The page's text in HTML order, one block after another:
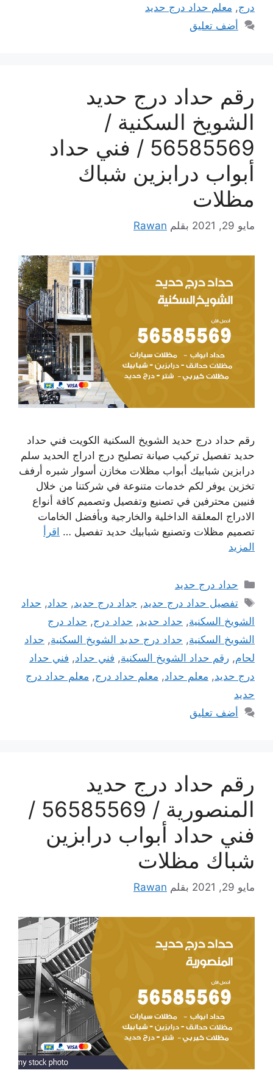
درج, معلم حداد درج حديد
أضف تعليق
رقم حداد درج حديد
الشويخ السكنية /
56585569 / فني حداد
أبواب درابزين شباك
مظلات
مايو 29, 2021 بقلم Rawan
رقم حداد درج حديد الشويخ السكنية الكويت فني حداد
حديد تفصيل تركيب صيانة تصليح درج ادراج الحديد سلم
درابزين شبابيك أبواب مظلات مخازن أسوار شبره أرفف
تخزين يوفر لكم خدمات متنوعة في شركتنا من خلال
فنيين محترفين في تصنيع وتفصيل وتصميم كافة أنواع
الادراج المعلقة الداخلية والخارجية وبأفضل الخامات
تصميم مظلات وتصنيع شبابيك حديد تفصيل … اقرأ
المزيد
التصنيفات
حداد درج حديد
الوسوم
تفصيل حداد درج حديد, جداد درج حديد, حداد, حداد
الشويخ السكنية, حداد حديد, حداد درج, حداد درج
الشويخ السكنية, حداد درج حديد الشويخ السكنية, حداد
لحام, رقم حداد الشويخ السكنية, فني حداد, فني حداد
درج حديد, معلم حداد, معلم حداد درج, معلم حداد درج
حديد
أضف تعليق
رقم حداد درج حديد
المنصورية / 56585569 /
فني حداد أبواب درابزين
شباك مظلات
مايو 29, 2021 بقلم Rawan